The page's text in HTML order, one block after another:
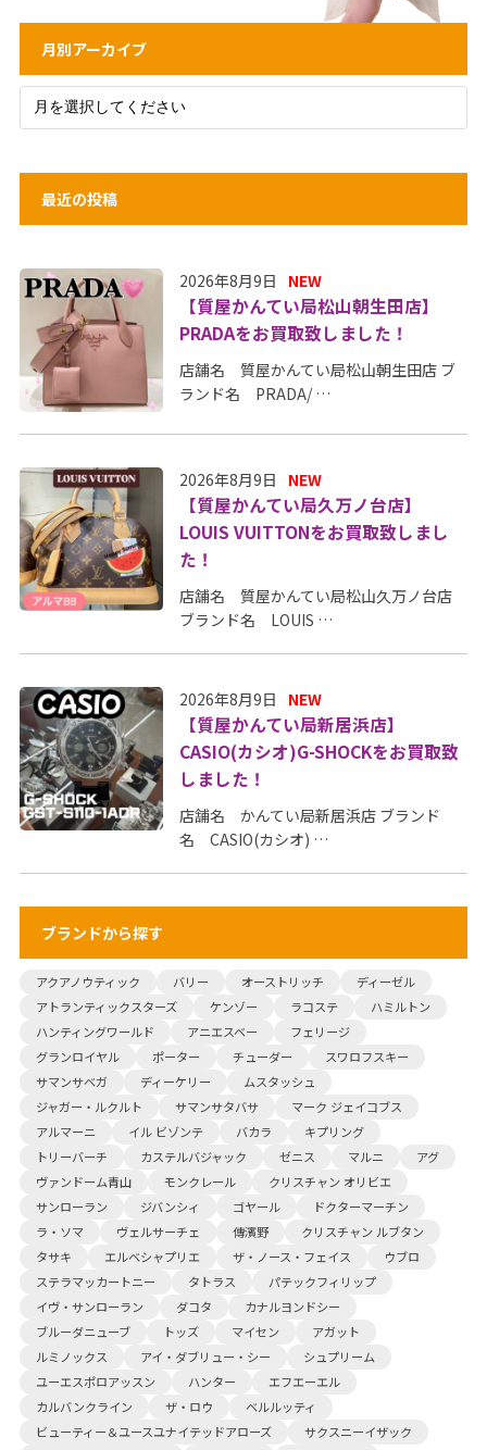
月別アーカイブ
最近の投稿
2026年8月9日 NEW
【質屋かんてい局松山朝生田店】
PRADAをお買取致しました！
店舗名 質屋かんてい局松山朝生田店 ブ
ランド名 PRADA/ …
2026年8月9日 NEW
【質屋かんてい局久万ノ台店】
LOUIS VUITTONをお買取致しまし
た！
店舗名 質屋かんてい局松山久万ノ台店
ブランド名 LOUIS …
2026年8月9日 NEW
【質屋かんてい局新居浜店】
CASIO(カシオ)G-SHOCKをお買取致
しました！
店舗名 かんてい局新居浜店 ブランド
名 CASIO(カシオ) …
ブランドから探す
アクアノウティック バリー オーストリッチ
ディーゼル
アトランティックスターズ
ケンゾー ラコステ
ハミルトン
ハンティングワールド
アニエスベー
フェリージ
グランロイヤル
ポーター チューダー
スワロフスキー
サマンサベガ
ディーケリー
ムスタッシュ
ジャガー・ルクルト
サマンサタバサ
マーク ジェイコブス
アルマーニ
イル ビゾンテ バカラ
キプリング
トリーバーチ
カステルバジャック ゼニス マルニ
アグ
ヴァンドーム青山
モンクレール
クリスチャン オリビエ
サンローラン
ジバンシィ ゴヤール
ドクターマーチン
ラ・ソマ
ヴェルサーチェ 傳濱野
クリスチャン ルブタン
タサキ
エルベシャプリエ ザ・ノース・フェイス
ウブロ
ステラマッカートニー
タトラス
パテックフィリップ
イヴ・サンローラン
ダコタ
カナルヨンドシー
ブルーダニューブ
トッズ マイセン
アガット
ルミノックス
アイ・ダブリュー・シー
シュプリーム
ユーエスポロアッスン
ハンター
エフエーエル
カルバンクライン
ザ・ロウ
ベルルッティ
ビューティー＆ユースユナイテッドアローズ
サクスニーイザック